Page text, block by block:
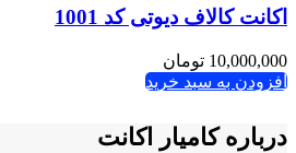
اکانت کالاف دیوتی کد 1001
10,000,000 تومان
افزودن به سبد خرید
درباره کامیار اکانت